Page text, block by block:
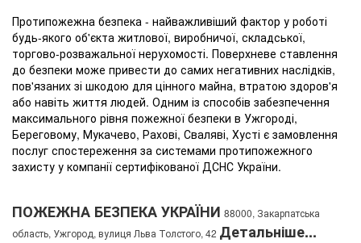
Протипожежна безпека - найважливіший фактор у роботі
будь-якого об'єкта житлової, виробничої, складської,
торгово-розважальної нерухомості. Поверхневе ставлення
до безпеки може привести до самих негативних наслідків,
пов'язаних зі шкодою для цінного майна, втратою здоров'я
або навіть життя людей. Одним із способів забезпечення
максимального рівня пожежної безпеки в Ужгороді,
Береговому, Мукачево, Рахові, Сваляві, Хусті є замовлення
послуг спостереження за системами протипожежного
захисту у компанії сертифікованої ДСНС України.
ПОЖЕЖНА БЕЗПЕКА УКРАЇНИ 88000, Закарпатська
область, Ужгород, вулиця Льва Толстого, 42 Детальніше...